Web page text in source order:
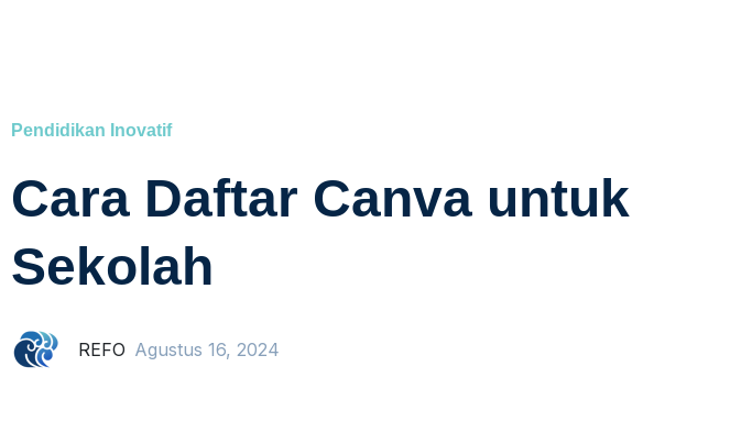
⁠Pendidikan Inovatif
Cara Daftar Canva untuk
Sekolah
REFO Agustus 16, 2024